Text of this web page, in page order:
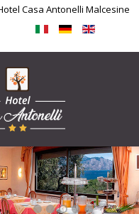
Casa Antonelli Malcesine